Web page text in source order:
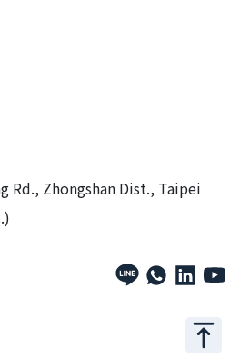
Rd., Zhongshan Dist., Taipei